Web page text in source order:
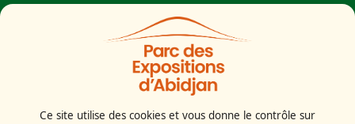
Parc des Expositions d'Abidjan - Boulevard de l'aéroport
Ce site utilise des cookies et vous donne le contrôle sur